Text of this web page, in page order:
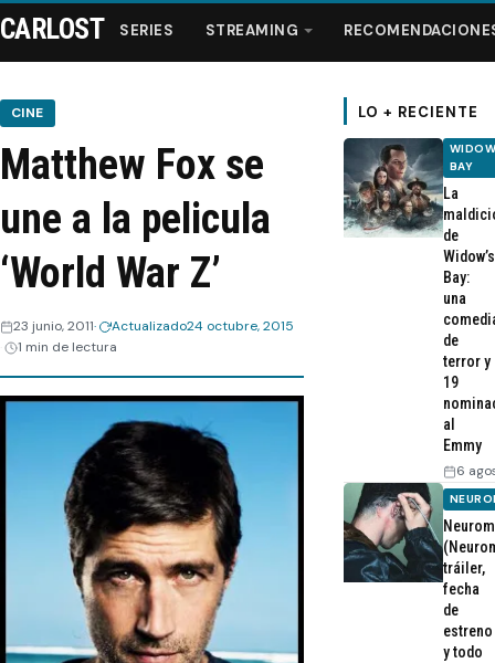
Series
Streaming
Recomendaciones
Videos
CARLOST SERIES STREAMING
CINE
Matthew Fox se
une a la pelicula
‘World War Z’
23 junio, 2011 Actualizado24 octubre, 2015
1 min de lectura
LO + RECIENTE
BAY
La
de
Widow’s
Bay:
una
de
terror y
19
al
Emmy
6
tráiler,
fecha
de
estreno
y todo